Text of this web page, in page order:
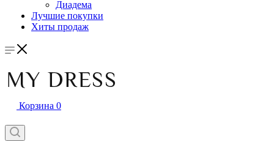
Диадема
Лучшие покупки
Хиты продаж
Корзина 0